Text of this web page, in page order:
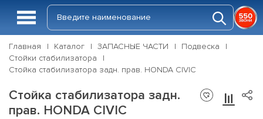
Главная Каталог ЗАПАСНЫЕ ЧАСТИ
Подвеска
Стойки стабилизатора
Стойка стабилизатора задн. прав. HONDA CIVIC
Стойка стабилизатора задн.
прав. HONDA CIVIC